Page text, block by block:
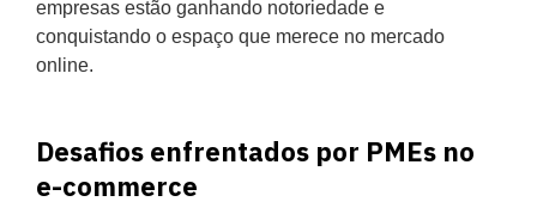
empresas estão ganhando notoriedade e
conquistando o espaço que merece no mercado
online.
Desafios enfrentados por PMEs no
e-commerce